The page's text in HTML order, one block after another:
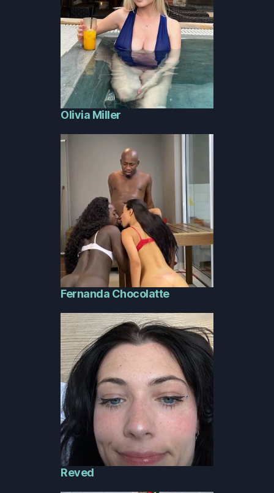
Olivia Miller
Fernanda Chocolatte
Reved